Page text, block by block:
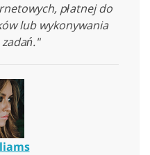
płatnej do
lub wykonywania